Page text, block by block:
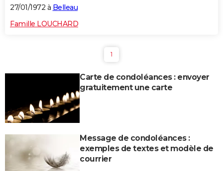
27/01/1972 à Belleau
Famille LOUCHARD
1
Carte de condoléances : envoyer
gratuitement une carte
Message de condoléances :
exemples de textes et modèle de
courrier